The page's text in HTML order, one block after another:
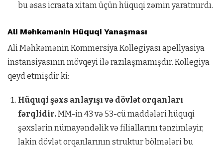
bu əsas icraata xitam üçün hüquqi zəmin yaratmırdı.
Ali Məhkəmənin Hüquqi Yanaşması
Ali Məhkəmənin Kommersiya Kollegiyası apellyasiya
instansiyasının mövqeyi ilə razılaşmamışdır. Kollegiya
qeyd etmişdir ki:
Hüquqi şəxs anlayışı və dövlət orqanları
fərqlidir.MM-in 43 və 53-cü maddələri hüquqi
şəxslərin nümayəndəlik və filiallarını tənzimləyir,
lakin dövlət orqanlarının struktur bölmələri bu